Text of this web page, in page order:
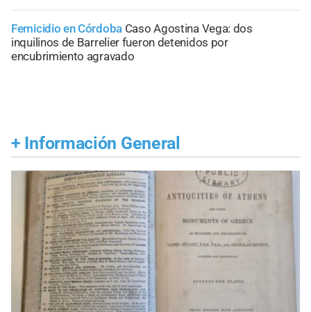
Femicidio en Córdoba Caso Agostina Vega: dos
inquilinos de Barrelier fueron detenidos por
encubrimiento agravado
+ Información General